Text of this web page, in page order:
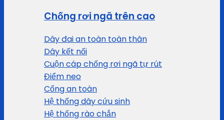
Chống rơi ngã trên cao
Dây đai an toàn toàn thân
Dây kết nối
Cuộn cáp chống rơi ngã tự rút
Điểm neo
Cổng an toàn
Hệ thống dây cứu sinh
Hệ thống rào chắn